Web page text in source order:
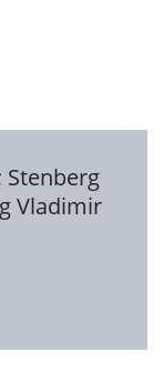
Stenberg
Vladimir